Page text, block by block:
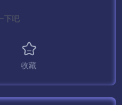
下吧
收藏